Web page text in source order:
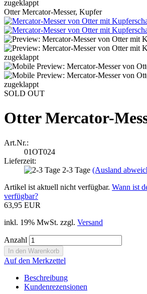
Otter Mercator-Messer, Kupfer
SOLD OUT
Otter Mercator-
Art.Nr.:
01OT024
Lieferzeit:
2-3 Tage (Ausland
Artikel ist aktuell nicht verfügbar. Wann ist
verfügbar?
63,95 EUR
inkl. 19% MwSt. zzgl. Versand
Anzahl
Auf den Merkzettel
Beschreibung
Kundenrezensionen